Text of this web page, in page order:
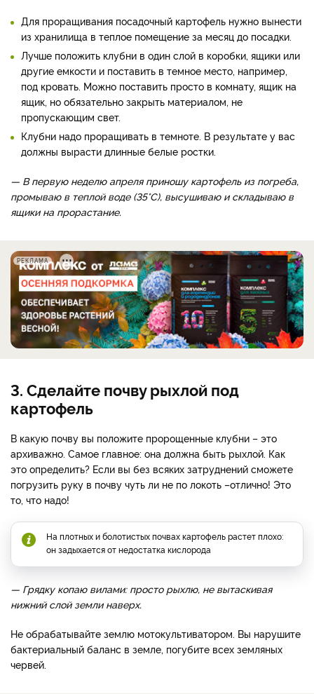
Для проращивания посадочный картофель нужно вынести
из хранилища в теплое помещение за месяц до посадки.
Лучше положить клубни в один слой в коробки, ящики или
другие емкости и поставить в темное место, например,
под кровать. Можно поставить просто в комнату, ящик на
ящик, но обязательно закрыть материалом, не
пропускающим свет.
Клубни надо проращивать в темноте. В результате у вас
должны вырасти длинные белые ростки.
— В первую неделю апреля приношу картофель из погреба,
промываю в теплой воде (35°С), высушиваю и складываю в
ящики на прорастание.
РЕКЛАМА
3. Сделайте почву рыхлой под
картофель
В какую почву вы положите пророщенные клубни – это
архиважно. Самое главное: она должна быть рыхлой. Как
это определить? Если вы без всяких затруднений сможете
погрузить руку в почву чуть ли не по локоть –отлично! Это
то, что надо!
На плотных и болотистых почвах картофель растет плохо:
он задыхается от недостатка кислорода
— Грядку копаю вилами: просто рыхлю, не вытаскивая
нижний слой земли наверх.
Не обрабатывайте землю мотокультиватором. Вы нарушите
бактериальный баланс в земле, погубите всех земляных
червей.